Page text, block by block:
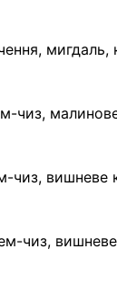
чиз,
чиз, вишневе
чиз, вишневе